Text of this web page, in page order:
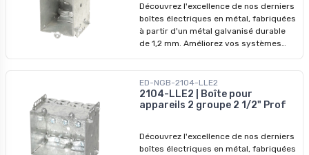
Découvrez l'excellence de nos derniers
boîtes électriques en métal, fabriquées
à partir d'un métal galvanisé durable
de 1,2 mm. Améliorez vos systèmes
surpasser les modèles précédents. Ne
manquez pas nos prix imbattables -
profitez-en pour révolutionner vos
ED-NGB-2104-LLE2
2104-LLE2 | Boîte pour
appareils 2 groupe 2 1/2" Prof
Découvrez l'excellence de nos derniers
boîtes électriques en métal, fabriquées